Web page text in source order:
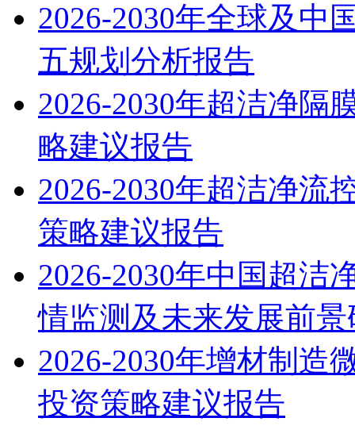
2026-2030年全球及中
五规划分析报告
2026-2030年超洁净隔
略建议报告
2026-2030年超洁净流
策略建议报告
2026-2030年中国超洁
情监测及未来发展前
2026-2030年增材制造
投资策略建议报告